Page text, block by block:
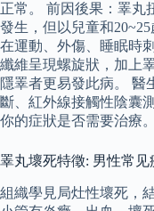
正常。 前因後果：睪丸
發生，但以兒童和
在運動、外傷、睡眠時
纖維呈現螺旋狀，加上
隱睪者更易發此病。 醫
斷、紅外線接觸性陰囊
你的症狀是否需要治療。
睪丸壞死特徵: 男性常见
組織學見局灶性壞死，